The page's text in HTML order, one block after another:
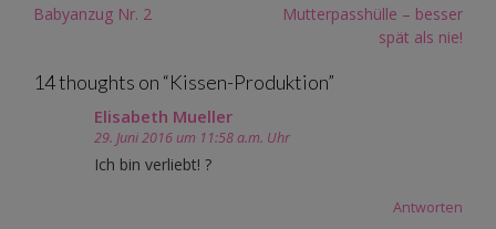
Post
Babyanzug Nr. 2
Mutterpasshülle – besser
spät als nie!
14 thoughts on “Kissen-Produktion”
Elisabeth Mueller
29. Juni 2016 um 11:58 a.m. Uhr
Ich bin verliebt! ?
Antworten